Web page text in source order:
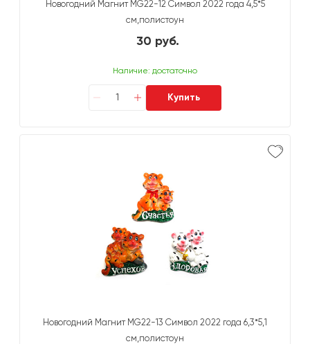
Новогодний Магнит MG22-12 Символ 2022 года 4,5*5
см,полистоун
30 руб.
Наличие: достаточно
Купить
Новогодний Магнит MG22-13 Символ 2022 года 6,3*5,1
см,полистоун